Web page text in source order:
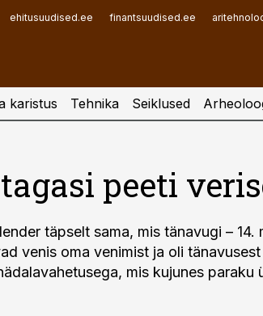
ehitusuudised.ee finantsuudised.ee
karistus Tehnika Seiklused
peeti
täpselt sama, mis tänavugi – 14.
venis oma venimist ja oli
mis kujunes paraku